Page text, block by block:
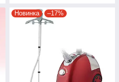
Новинка –17%